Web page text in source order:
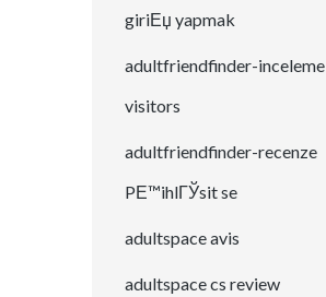
giriЕџ yapmak
adultfriendfinder-inceleme
visitors
adultfriendfinder-recenze
PЕ™ihlГЎsit se
adultspace avis
adultspace cs review